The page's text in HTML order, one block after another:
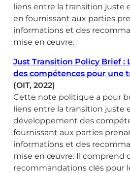
liens entre la transition juste
en fournissant aux parties
informations et des
mise en œuvre.
Just Transition Policy Brief :
des compétences pour une
(OIT, 2022)
Cette note politique a pour
liens entre la transition juste
développement des
fournissant aux parties
informations et des
mise en œuvre. Il comprend
recommandations clés pour